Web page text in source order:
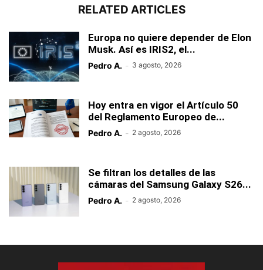
RELATED ARTICLES
Europa no quiere depender de Elon
Musk. Así es IRIS2, el...
Pedro A. - 3 agosto, 2026
Hoy entra en vigor el Artículo 50
del Reglamento Europeo de...
Pedro A. - 2 agosto, 2026
Se filtran los detalles de las
cámaras del Samsung Galaxy S26...
Pedro A. - 2 agosto, 2026